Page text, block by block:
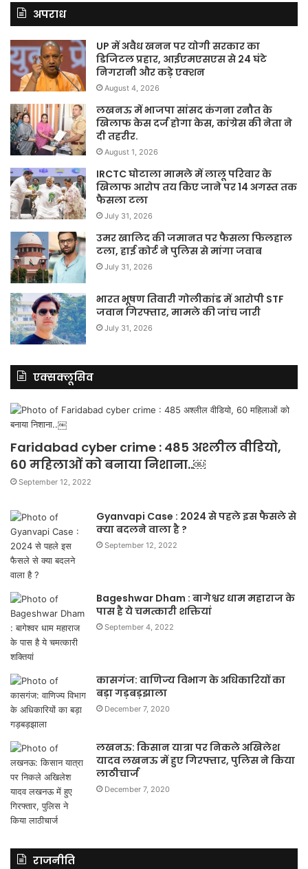
अपराध
UP में अवैध खनन पर योगी सरकार का
डिजिटल प्रहार, आईएमएसएस से 24 घंटे
निगरानी और कड़े एक्शन
August 4, 2026
लखनऊ में भाजपा सांसद कंगना रनौत के
खिलाफ केस दर्ज होगा केस, कांग्रेस की नेता ने
दी तहरीर.
August 1, 2026
IRCTC घोटाला मामले में लालू परिवार के
खिलाफ आरोप तय किए जाने पर 14 अगस्त तक
फैसला टला
July 31, 2026
उमर खालिद की जमानत पर फैसला फिलहाल
टला, हाई कोर्ट ने पुलिस से मांगा जवाब
July 31, 2026
भारत भूषण तिवारी गोलीकांड में आरोपी STF
जवान गिरफ्तार, मामले की जांच जारी
July 31, 2026
एक्सक्लूसिव
Faridabad cyber crime : 485 अश्लील वीडियो,
60 महिलाओं को बनाया निशाना..￼
September 12, 2022
Gyanvapi Case : 2024 से पहले इस फैसले से
क्या बदलने वाला है ?
September 12, 2022
Bageshwar Dham : बागेश्वर धाम महाराज के
पास है ये चमत्कारी शक्तियां
September 4, 2022
कासगंज: वाणिज्य विभाग के अधिकारियों का
बड़ा गड़बड़झाला
December 7, 2020
लखनऊ: किसान यात्रा पर निकले अखिलेश
यादव लखनऊ में हुए गिरफ्तार, पुलिस ने किया
लाठीचार्ज
December 7, 2020
राजनीति